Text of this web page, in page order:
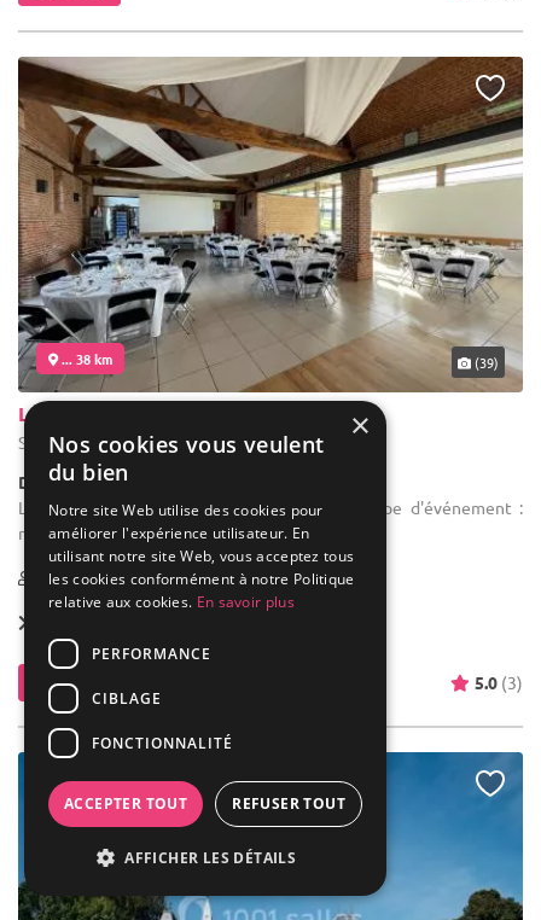
... 38 km (39)
Les Granges du Château
Saint-Martin-aux-Arbres - Seine-Maritime (76)
Demeure de caractère / Grange
Location de salle de réception : Pour tout type d'événement :
mariage, baptême, communion...
1-200
Contacter 5.0 (3)
×
Nos cookies vous veulent
du bien
Notre site Web utilise des cookies pour
améliorer l'expérience utilisateur. En
utilisant notre site Web, vous acceptez tous
les cookies conformément à notre Politique
relative aux cookies. En savoir plus
PERFORMANCE
CIBLAGE
FONCTIONNALITÉ
ACCEPTER TOUT REFUSER TOUT
AFFICHER LES DÉTAILS